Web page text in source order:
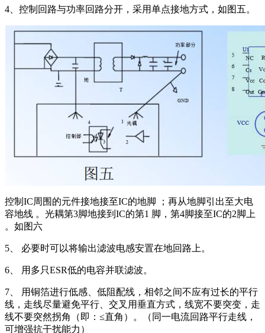
4、控制回路与功率回路分开，采用单点接地方式，如图五。
控制IC周围的元件接地接至IC的地脚 ；再从地脚引出至大电
容地线 。光耦第3脚地接到IC的第1 脚，第4脚接至IC的2脚上
。如图六
5、 必要时可以将输出滤波电感安置在地回路上。
6、 用多只ESR低的电容并联滤波。
7、 用铜箔进行低感、低阻配线，相邻之间不应有过长的平行
线，走线尽量避免平行、交叉用垂直方式，线宽不要突变，走
线不要突然拐角（即：≤直角）。（同一电流回路平行走线，
可增强抗干扰能力）